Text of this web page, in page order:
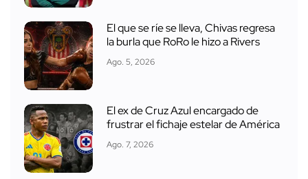
El que se ríe se lleva, Chivas regresa
la burla que RoRo le hizo a Rivers
Ago. 5, 2026
El ex de Cruz Azul encargado de
frustrar el fichaje estelar de América
Ago. 7, 2026